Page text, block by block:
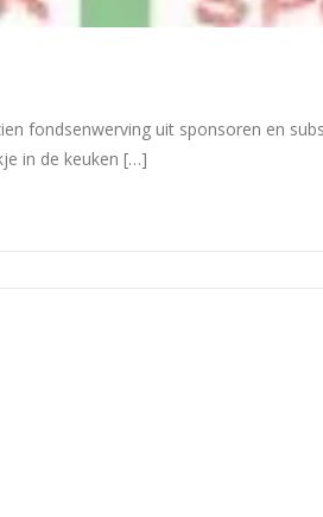
fondsenwerving uit sponsoren en
in de keuken […]